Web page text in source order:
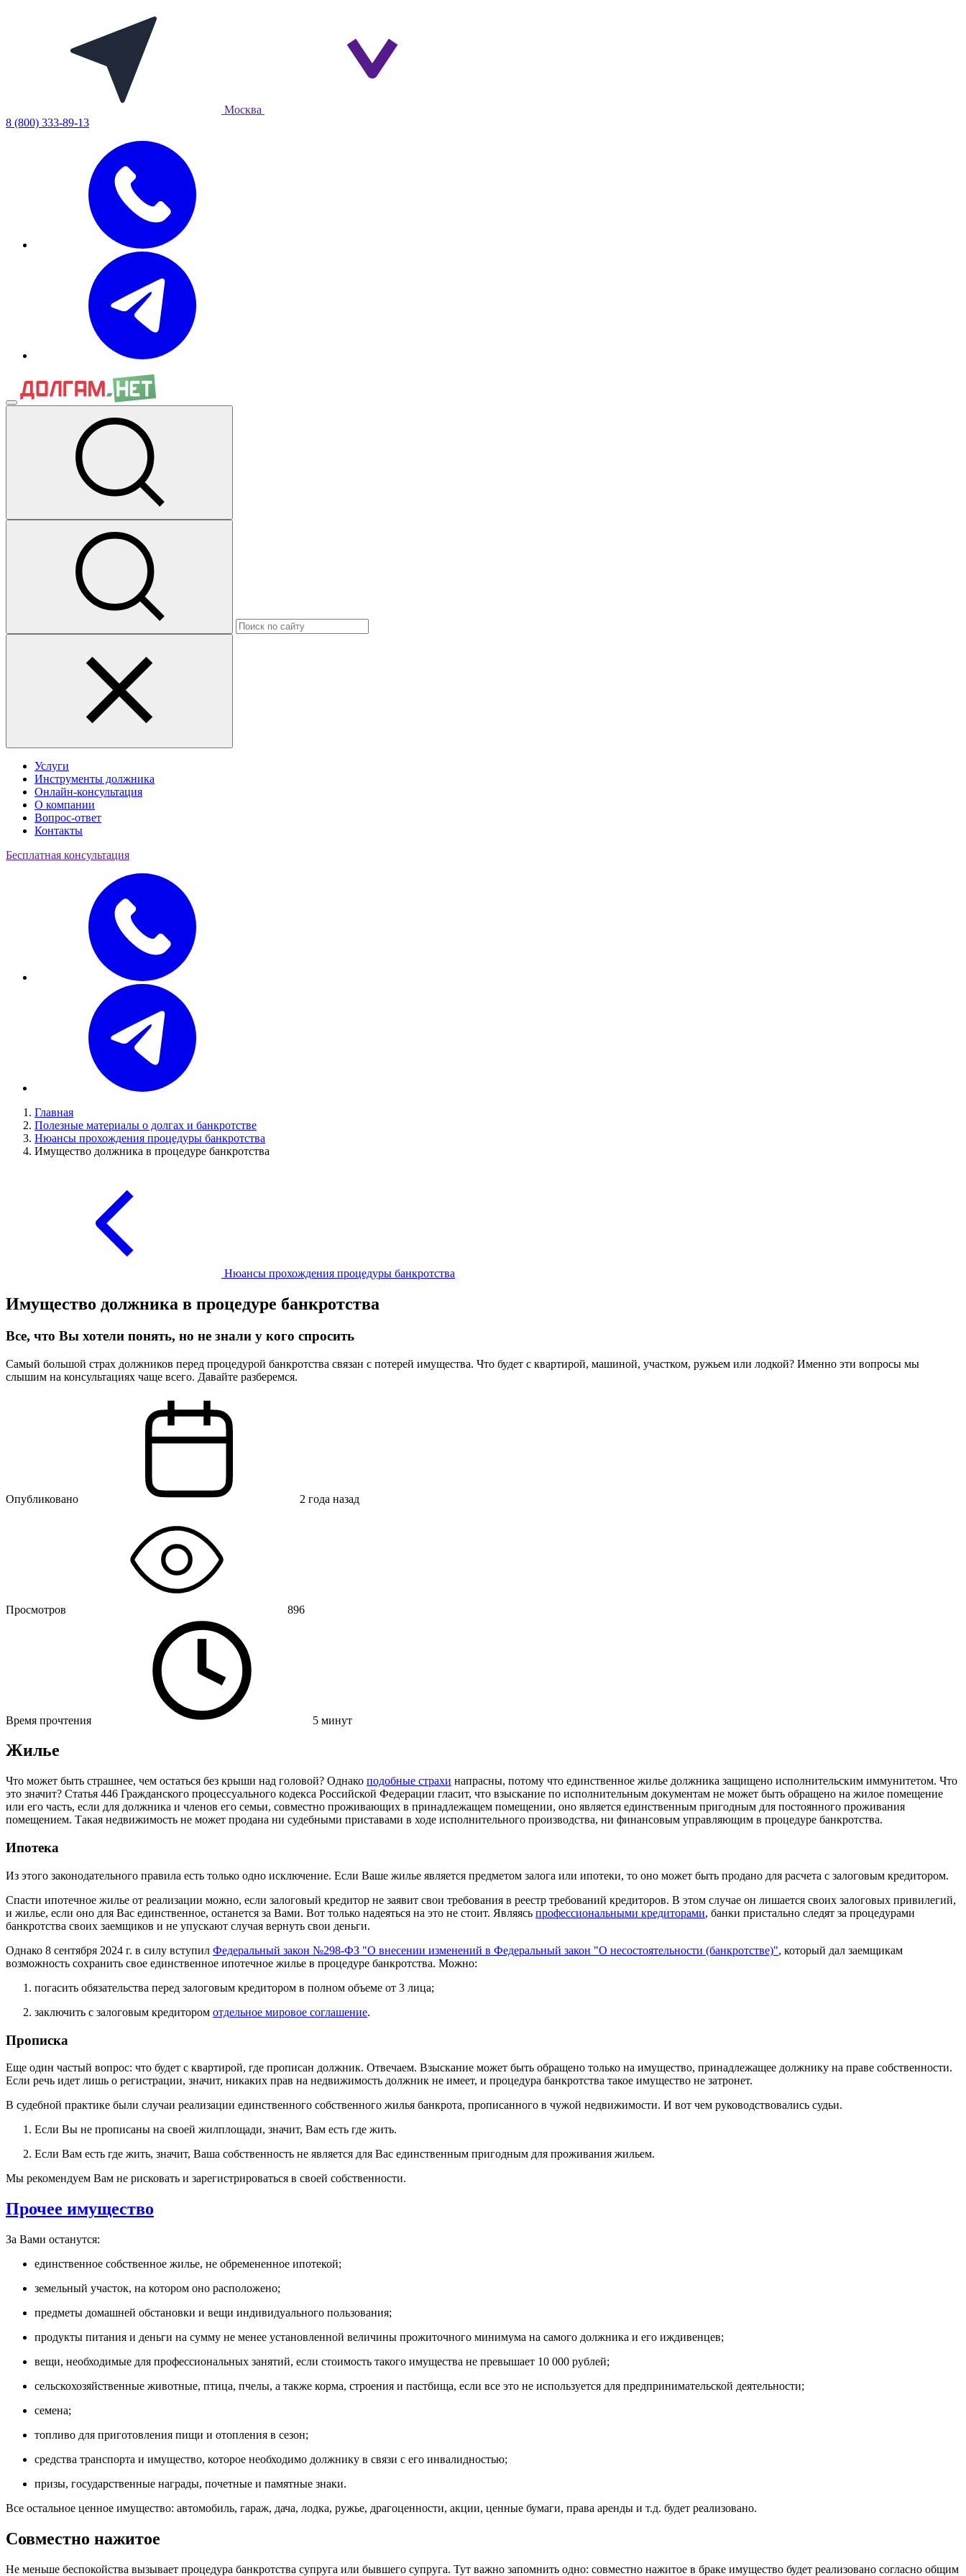
Москва
8 (800) 333-89-13
Услуги
Инструменты должника
Онлайн-консультация
О компании
Вопрос-ответ
Контакты
Бесплатная консультация
Главная
Полезные материалы о долгах и банкротстве
Нюансы прохождения процедуры банкротства
Имущество должника в процедуре банкротства
Нюансы прохождения процедуры банкротства
Имущество должника в процедуре банкротства
Все, что Вы хотели понять, но не знали у кого спросить
Самый большой страх должников перед процедурой банкротства связан с потерей имущества. Что будет с квартирой, машиной, участком, ружьем или лодкой? Именно эти вопросы мы
слышим на консультациях чаще всего. Давайте разберемся.
Опубликовано 2 года назад
Просмотров 896
Время прочтения 5 минут
Жилье
Что может быть страшнее, чем остаться без крыши над головой? Однако подобные страхи напрасны, потому что единственное жилье должника защищено исполнительским иммунитетом. Что
это значит? Статья 446 Гражданского процессуального кодекса Российской Федерации гласит, что взыскание по исполнительным документам не может быть обращено на жилое помещение
или его часть, если для должника и членов его семьи, совместно проживающих в принадлежащем помещении, оно является единственным пригодным для постоянного проживания
помещением. Такая недвижимость не может продана ни судебными приставами в ходе исполнительного производства, ни финансовым управляющим в процедуре банкротства.
Ипотека
Из этого законодательного правила есть только одно исключение. Если Ваше жилье является предметом залога или ипотеки, то оно может быть продано для расчета с залоговым кредитором.
Спасти ипотечное жилье от реализации можно, если залоговый кредитор не заявит свои требования в реестр требований кредиторов. В этом случае он лишается своих залоговых привилегий,
и жилье, если оно для Вас единственное, останется за Вами. Вот только надеяться на это не стоит. Являясь профессиональными кредиторами, банки пристально следят за процедурами
банкротства своих заемщиков и не упускают случая вернуть свои деньги.
Однако 8 сентября 2024 г. в силу вступил Федеральный закон №298-ФЗ "О внесении изменений в Федеральный закон "О несостоятельности (банкротстве)", который дал заемщикам
возможность сохранить свое единственное ипотечное жилье в процедуре банкротства. Можно:
погасить обязательства перед залоговым кредитором в полном объеме от 3 лица;
заключить с залоговым кредитором отдельное мировое соглашение.
Прописка
Еще один частый вопрос: что будет с квартирой, где прописан должник. Отвечаем. Взыскание может быть обращено только на имущество, принадлежащее должнику на праве собственности.
Если речь идет лишь о регистрации, значит, никаких прав на недвижимость должник не имеет, и процедура банкротства такое имущество не затронет.
В судебной практике были случаи реализации единственного собственного жилья банкрота, прописанного в чужой недвижимости. И вот чем руководствовались судьи.
Если Вы не прописаны на своей жилплощади, значит, Вам есть где жить.
Если Вам есть где жить, значит, Ваша собственность не является для Вас единственным пригодным для проживания жильем.
Мы рекомендуем Вам не рисковать и зарегистрироваться в своей собственности.
Прочее имущество
За Вами останутся:
единственное собственное жилье, не обремененное ипотекой;
земельный участок, на котором оно расположено;
предметы домашней обстановки и вещи индивидуального пользования;
продукты питания и деньги на сумму не менее установленной величины прожиточного минимума на самого должника и его иждивенцев;
вещи, необходимые для профессиональных занятий, если стоимость такого имущества не превышает 10 000 рублей;
сельскохозяйственные животные, птица, пчелы, а также корма, строения и пастбища, если все это не используется для предпринимательской деятельности;
семена;
топливо для приготовления пищи и отопления в сезон;
средства транспорта и имущество, которое необходимо должнику в связи с его инвалидностью;
призы, государственные награды, почетные и памятные знаки.
Все остальное ценное имущество: автомобиль, гараж, дача, лодка, ружье, драгоценности, акции, ценные бумаги, права аренды и т.д. будет реализовано.
Совместно нажитое
Не меньше беспокойства вызывает процедура банкротства супруга или бывшего супруга. Тут важно запомнить одно: совместно нажитое в браке имущество будет реализовано согласно общим